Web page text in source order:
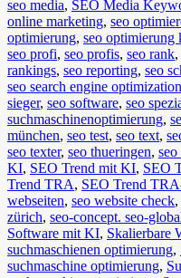
seo media, SEO Media
online marketing, seo
optimierung, seo optimierung
seo profi, seo profis, seo rank,
rankings, seo reporting, seo
seo search engine optimization
sieger, seo software, seo
suchmaschinenoptimierung,
münchen, seo test, seo text,
seo texter, seo thueringen,
KI, SEO Trend mit KI, SEO
Trend TRA, SEO Trend
webseiten, seo website check,
zürich, seo-concept. seo-
Software mit KI, Skalierbare
suchmaschienen optimierung,
suchmaschine optimierung,